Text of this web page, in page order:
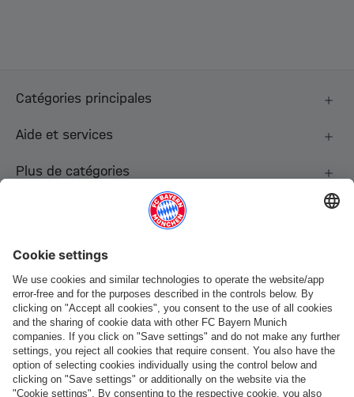
Catégories principales
Aide et services
Plus de catégories
Paiement et livraison